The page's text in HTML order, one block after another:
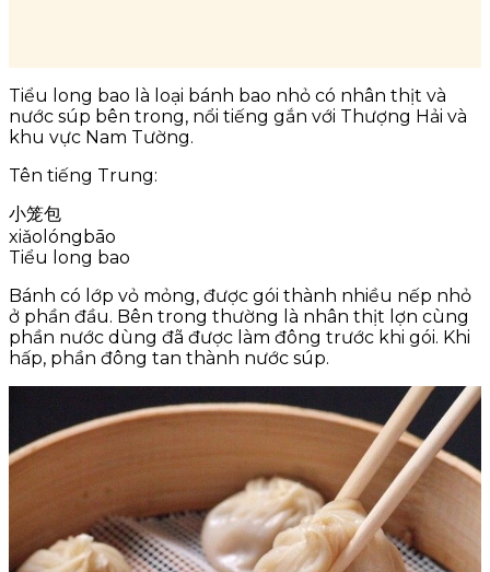
Tiểu long bao là loại bánh bao nhỏ có nhân thịt và
nước súp bên trong, nổi tiếng gắn với Thượng Hải và
khu vực Nam Tường.
Tên tiếng Trung:
小笼包
xiǎolóngbāo
Tiểu long bao
Bánh có lớp vỏ mỏng, được gói thành nhiều nếp nhỏ
ở phần đầu. Bên trong thường là nhân thịt lợn cùng
phần nước dùng đã được làm đông trước khi gói. Khi
hấp, phần đông tan thành nước súp.